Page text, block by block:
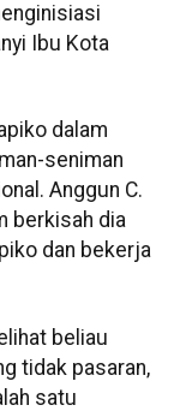
Ibu Kota
dalam
seniman
Anggun C.
berkisah dia
dan bekerja
beliau
tidak pasaran,
satu